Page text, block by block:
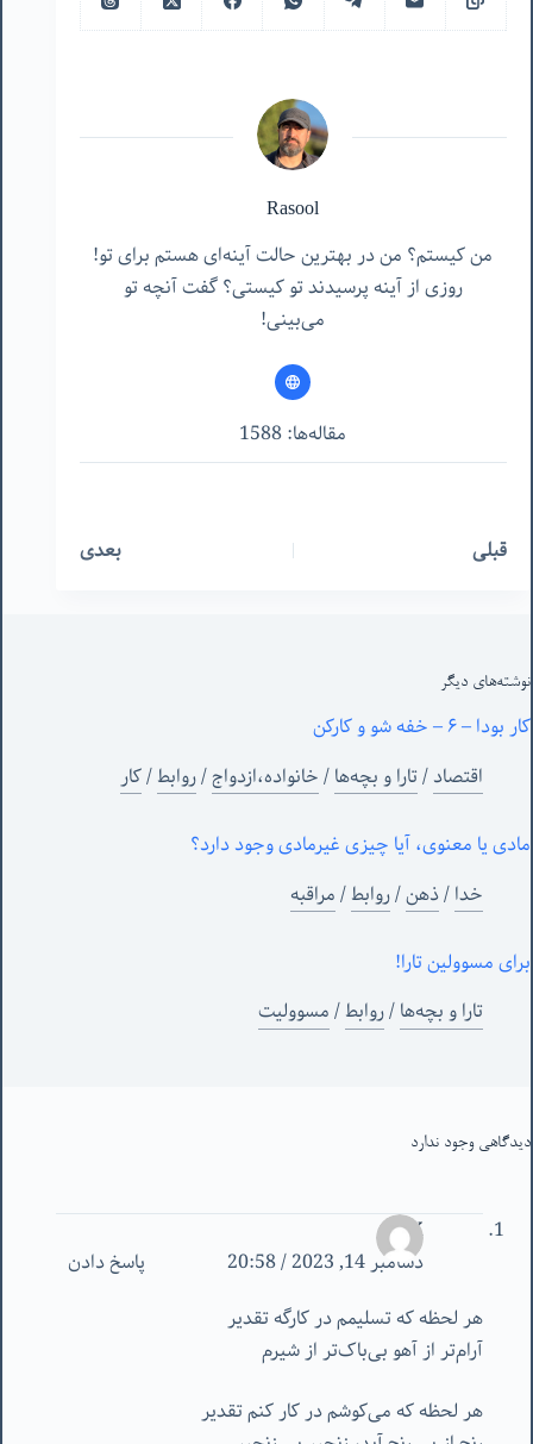
Rasool
من کیستم؟ من در بهترین حالت آینه‌ای هستم برای تو!
روزی از آینه پرسیدند تو کیستی؟ گفت آنچه تو
می‌بینی!
مقاله‌ها: 1588
قبلی بعدی
نوشته‌های‌ دیگر
کار بودا – ۶ – خفه شو و کارکن
اقتصاد/تارا و بچه‌ها/خانواده،ازدواج/روابط/کار
مادی یا معنوی، آیا چیزی غیرمادی وجود دارد؟
خدا/ذهن/روابط/مراقبه
برای مسوولین تارا!
تارا و بچه‌ها/روابط/مسوولیت
دیدگاهی وجود ندارد
X
دسامبر 14, 2023 / 20:58
پاسخ دادن
هر لحظه که تسلیمم در کارگه تقدیر
آرام‌تر از آهو بی‌باک‌تر از شیرم
هر لحظه که می‌کوشم در کار کنم تقدیر